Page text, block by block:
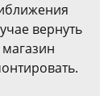
вернуть